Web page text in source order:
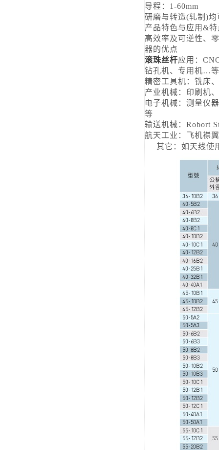
导程：1-60mm
研磨与转造(轧制)均
产品特色与应用&
高效率及可逆性、
器的优点
滚珠丝杆应用：
钻孔机、专用机…
精密工具机：铣床
产业机械：印刷机
电子机械：测量仪
等
输送机械：Robort
航天工业：飞机襟
其它：如天线使